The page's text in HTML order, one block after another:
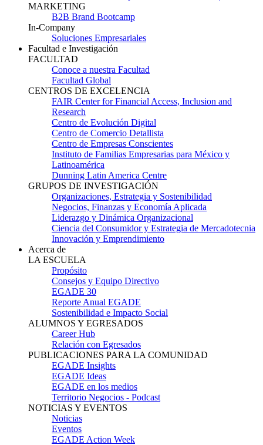
MARKETING
B2B Brand Bootcamp
In-Company
Soluciones Empresariales
Facultad e Investigación
FACULTAD
Conoce a nuestra Facultad
Facultad Global
CENTROS DE EXCELENCIA
FAIR Center for Financial Access, Inclusion and
Research
Centro de Evolución Digital
Centro de Comercio Detallista
Centro de Empresas Conscientes
Instituto de Familias Empresarias para México y
Latinoamérica
Dunning Latin America Centre
GRUPOS DE INVESTIGACIÓN
Organizaciones, Estrategia y Sostenibilidad
Negocios, Finanzas y Economía Aplicada
Liderazgo y Dinámica Organizacional
Ciencia del Consumidor y Estrategia de Mercadotecnia
Innovación y Emprendimiento
Acerca de
LA ESCUELA
Propósito
Consejos y Equipo Directivo
EGADE 30
Reporte Anual EGADE
Sostenibilidad e Impacto Social
ALUMNOS Y EGRESADOS
Career Hub
Relación con Egresados
PUBLICACIONES PARA LA COMUNIDAD
EGADE Insights
EGADE Ideas
EGADE en los medios
Territorio Negocios - Podcast
NOTICIAS Y EVENTOS
Noticias
Eventos
EGADE Action Week